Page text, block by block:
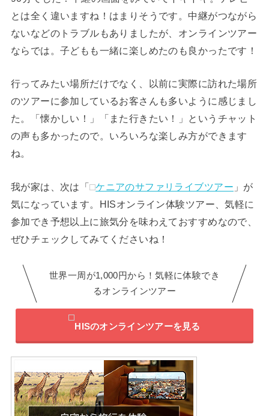
とは全く違いますね！はまりそうです。中継がつながら
ないなどのトラブルもありましたが、オンラインツアー
ならでは。子どもも一緒に楽しめたのも良かったです！
行ってみたい場所だけでなく、以前に実際に訪れた場所
のツアーに参加しているお客さんも多いように感じまし
た。「懐かしい！」「また行きたい！」というチャット
の声も多かったので。いろいろな楽しみ方ができます
ね。
我が家は、次は「 ケニアのサファリライブツアー 」が
気になっています。HISオンライン体験ツアー、気軽に
参加でき予想以上に旅気分を味わえておすすめなので、
ぜひチェックしてみてくださいね！
世界一周が1,000円から！気軽に体験でき
るオンラインツアー
HISのオンラインツアーを見る